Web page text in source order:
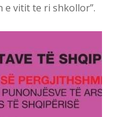
e vitit te ri shkollor”.